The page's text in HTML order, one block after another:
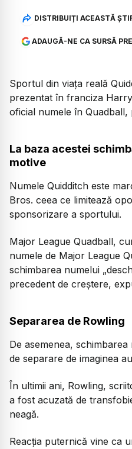
DISTRIBUIȚI ACEASTĂ
ADAUGĂ-NE CA SURSĂ
Sportul din viața reală
prezentat în franciza
oficial numele în Quadball,
La baza acestei
motive
Numele Quidditch este
Bros. ceea ce limitează
sponsorizare a sportului.
Major League Quadball,
numele de Major League
schimbarea numelui
precedent de creștere,
Separarea de Rowling
De asemenea,
de separare de imaginea
În ultimii ani, Rowling,
a fost acuzată de
neagă.
Reacția puternică vine ca